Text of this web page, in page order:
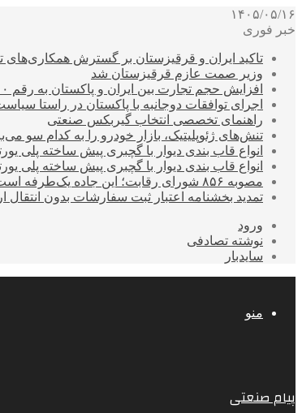
۱۴۰۵/۰۵/۱۶
خبر فوری
تاکید ایران و قرقیزستان بر گسترش همکاری‌های
وزیر صمت عازم قرقیزستان شد
افزایش حجم تجارت بین ایران و پاکستان به رقم ۱۰ میلیارد دلار
اجرای توافقات دوجانبه با پاکستان در راستا
راهنمای تخصصی انتخاب گیربکس صنعتی
تنش‌های ژئوپلیتیک، بازار خودرو را به کدام سو
انواع قاب بندی دیوار با گچبری پیش ساخته پلی
انواع قاب بندی دیوار با گچبری پیش ساخته پلی
مصوبه ۸۵۶ شورای رقابت؛ این جاده یک‌طرفه است
تمدید بخشنامه اعتبار ثبت سفارشات بدون انتقال ارز تا ۱۵
ورود
نوشته تصادفی
سایدبار
منو
پیام صنعتی